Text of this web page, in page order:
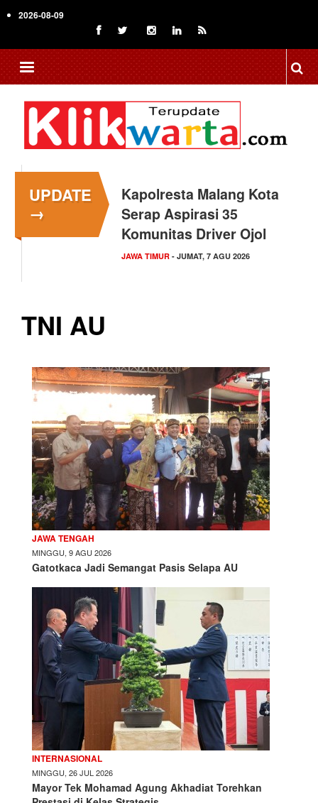
to
content
2026-08-09
UPDATE
→
Kapolresta Malang Kota
Serap Aspirasi 35
Komunitas Driver Ojol
JAWA TIMUR - JUMAT, 7 AGU 2026
TNI AU
JAWA TENGAH
MINGGU, 9 AGU 2026
Gatotkaca Jadi Semangat Pasis Selapa AU
INTERNASIONAL
MINGGU, 26 JUL 2026
Mayor Tek Mohamad Agung Akhadiat Torehkan